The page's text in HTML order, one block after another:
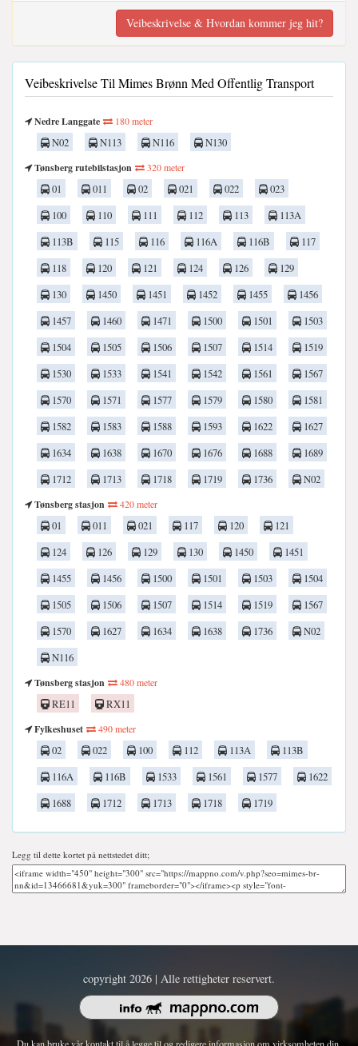
Veibeskrivelse & Hvordan kommer jeg hit?
Veibeskrivelse Til Mimes Brønn Med Offentlig Transport
Nedre Langgate 180 meter
N02 N113 N116
N130
Tønsberg rutebilstasjon
320 meter
01 011 02 021 022
023
100
110 111 112 113
113A
113B
115 116 116A 116B
117
118
120 121 124 126
129
130
1450 1451 1452 1455
1456
1457
1460 1471 1500 1501
1503
1504
1505 1506 1507 1514
1519
1530
1533 1541 1542 1561
1567
1570
1571 1577 1579 1580
1581
1582
1583 1588 1593 1622
1627
1634
1638 1670 1676 1688
1689
1712
1713 1718 1719 1736
N02
Tønsberg stasjon
420 meter
01 011 021 117 120
121
124
126 129 130 1450
1451
1455
1456 1500 1501 1503
1504
1505
1506 1507 1514 1519
1567
1570
1627 1634 1638 1736
N02
N116
Tønsberg stasjon
480 meter
RE11
RX11
Fylkeshuset
490 meter
02 022 100 112 113A
113B
116A
116B 1533 1561 1577
1622
1688
1712 1713 1718 1719
Legg til dette kortet på nettstedet ditt;
copyright 2026 | Alle rettigheter reservert.
Du kan bruke vår kontakt til å legge til og redigere informasjon om virksomheten din.